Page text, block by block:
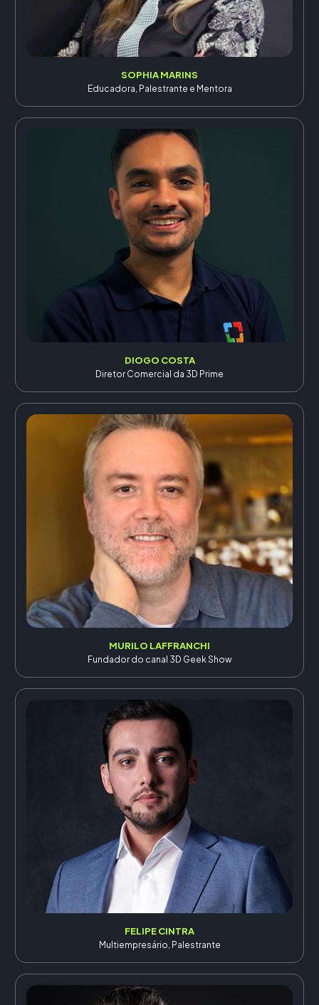
SOPHIA MARINS
Educadora, Palestrante e Mentora
DIOGO COSTA
Diretor Comercial da 3D Prime
MURILO LAFFRANCHI
Fundador do canal 3D Geek Show
FELIPE CINTRA
Multiempresário, Palestrante